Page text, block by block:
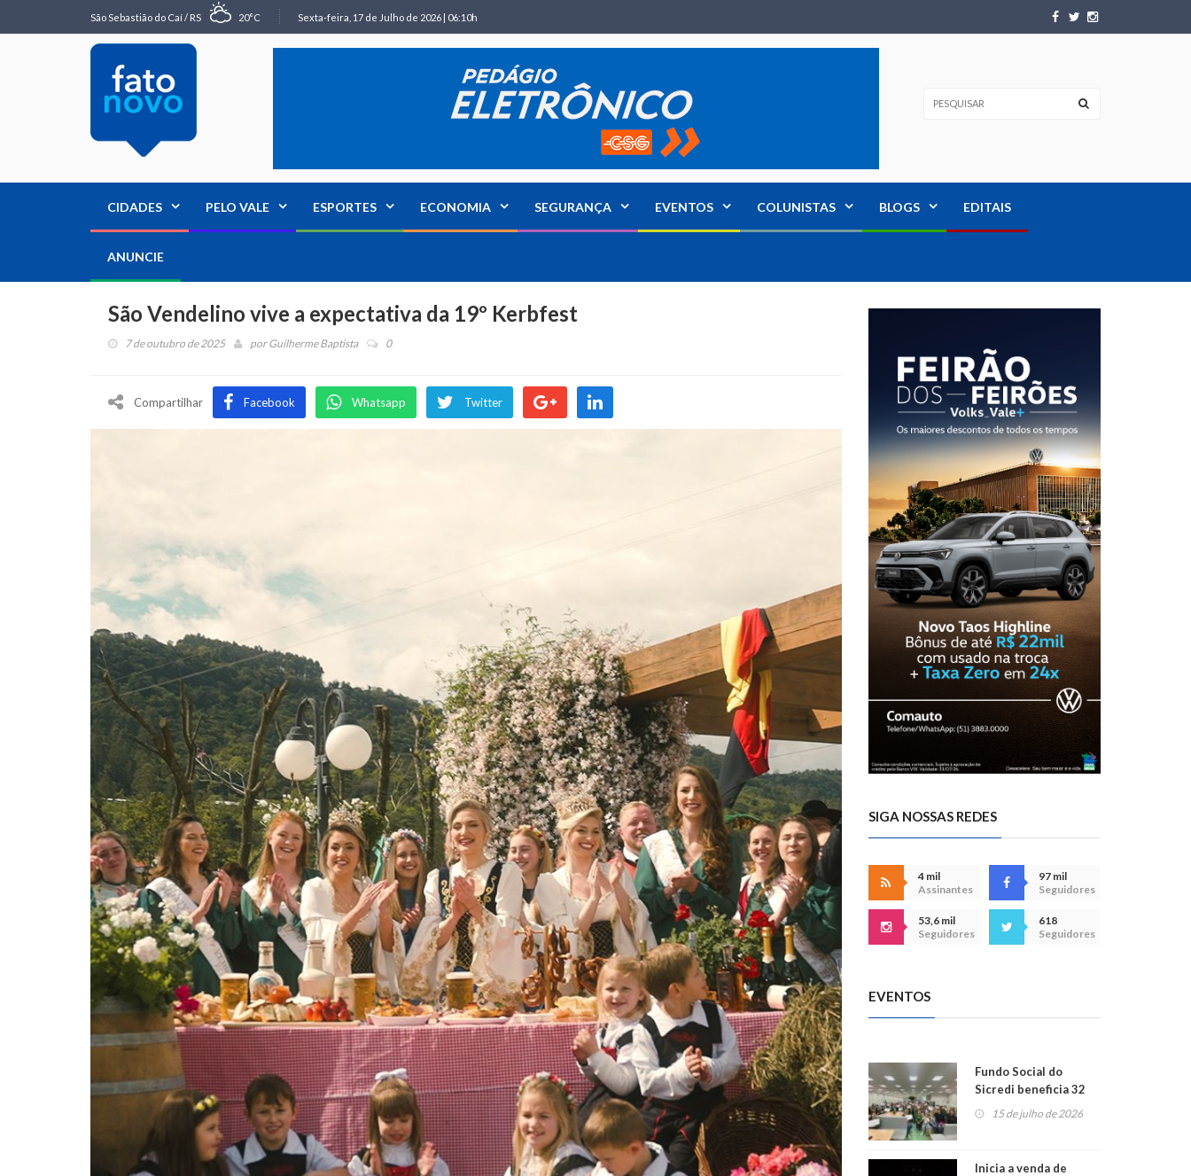
São Sebastião do Caí / RS 20°C Sexta-feira, 17 de Julho de 2026 | 06:10h
CIDADES PELO VALE ESPORTES ECONOMIA SEGURANÇA EVENTOS COLUNISTAS BLOGS EDITAIS
ANUNCIE
São Vendelino vive a expectativa da 19º Kerbfest
7 de outubro de 2025 porGuilherme Baptista 0
Compartilhar Facebook Whatsapp Twitter
SIGA NOSSAS REDES
4 mil
Assinantes
97 mil
Seguidores
53,6 mil
Seguidores
618
Seguidores
EVENTOS
Fundo Social do
Sicredi beneficia 32
projetos em
15 de julho de 2026
Inicia a venda de